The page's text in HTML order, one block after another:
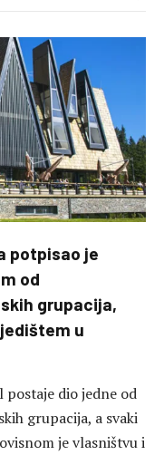
potpisao je
od
grupacija,
u
dio jedne od
grupacija, a svaki
je vlasništvu i